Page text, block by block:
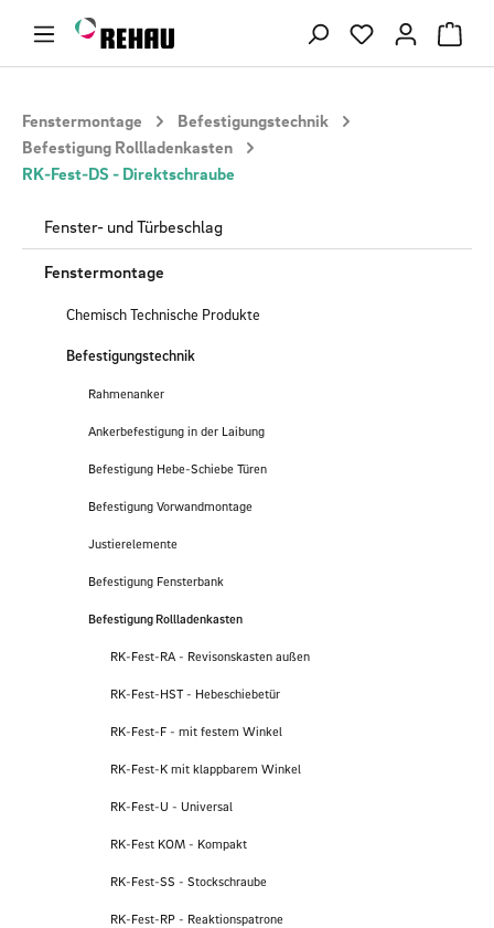
Zum Hauptinhalt springen Du hast 0
Fenstermontage
Befestigungstechnik
Befestigung Rollladenkasten
RK-Fest-DS - Direktschraube
Fenster- und Türbeschlag
Fenstermontage
Chemisch Technische Produkte
Befestigungstechnik
Rahmenanker
Ankerbefestigung in der Laibung
Befestigung Hebe-Schiebe Türen
Befestigung Vorwandmontage
Justierelemente
Befestigung Fensterbank
Befestigung Rollladenkasten
RK-Fest-RA - Revisonskasten außen
RK-Fest-HST - Hebeschiebetür
RK-Fest-F - mit festem Winkel
RK-Fest-K mit klappbarem Winkel
RK-Fest-U - Universal
RK-Fest KOM - Kompakt
RK-Fest-SS - Stockschraube
RK-Fest-RP - Reaktionspatrone